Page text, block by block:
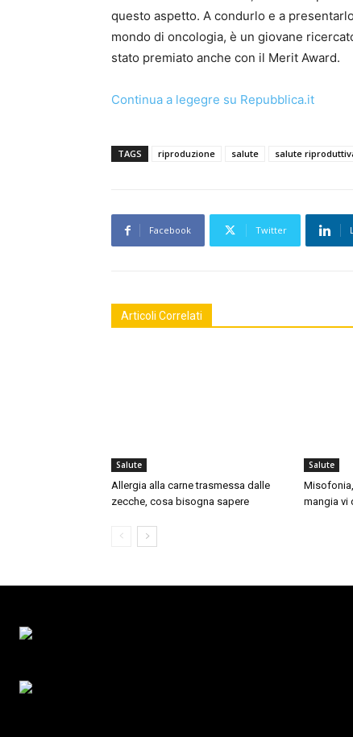
questo aspetto. A condurlo e a
mondo di oncologia, è un giovane
stato premiato anche con il Merit Award.
Continua a legegre su Repubblica.it
TAGS riproduzione salute salute
Facebook Twitter
Articoli Correlati
Salute
Allergia alla carne trasmessa dalle
zecche, cosa bisogna sapere
Salute
mangia vi